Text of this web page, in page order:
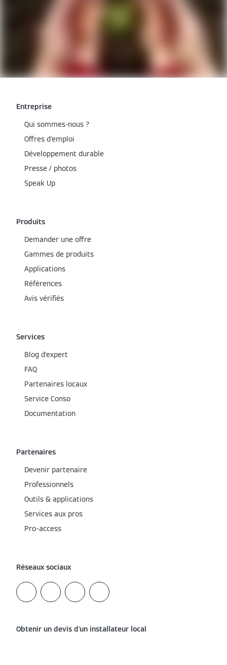
Entreprise
Qui sommes-nous ?
Offres d'emploi
Développement durable
Presse / photos
Speak Up
Produits
Demander une offre
Gammes de produits
Applications
Références
Avis vérifiés
Services
Blog d'expert
FAQ
Partenaires locaux
Service Conso
Documentation
Partenaires
Devenir partenaire
Professionnels
Outils & applications
Services aux pros
Pro-access
Réseaux sociaux
Obtenir un devis d'un installateur local